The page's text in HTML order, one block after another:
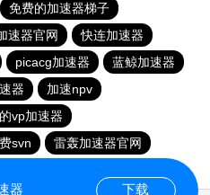
免费的加速器梯子
速器官网
快连加速器
picacg加速器
蓝鲸加速器
器
加速npv
vp加速器
svn
雷轰加速器官网
器 下载